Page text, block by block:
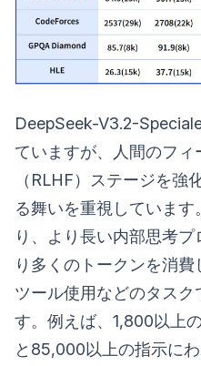
DeepSeek-V3.2-
ていますが、人間のフ
（RLHF）ステージを強
る舞いを重視していま
り、より長い内部思考
り多くのトークンを消
ツール使用などのタスク
す。例えば、1,800以上
と85,000以上の指示に